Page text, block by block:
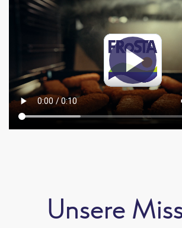
Unsere